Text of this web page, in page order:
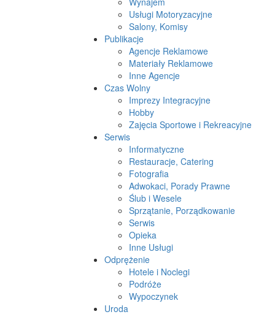
Usługi Motoryzacyjne
Salony, Komisy
Publikacje
Agencje Reklamowe
Materiały Reklamowe
Inne Agencje
Czas Wolny
Imprezy Integracyjne
Hobby
Zajęcia Sportowe i Rekreacyjne
Serwis
Informatyczne
Restauracje, Catering
Fotografia
Adwokaci, Porady Prawne
Ślub i Wesele
Sprzątanie, Porządkowanie
Serwis
Opieka
Inne Usługi
Odprężenie
Hotele i Noclegi
Podróże
Wypoczynek
Uroda